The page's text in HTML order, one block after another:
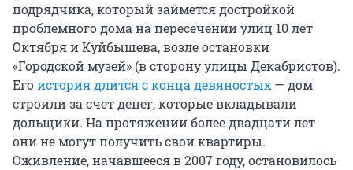
подрядчика, который займется достройкой
проблемного дома на пересечении улиц 10 лет
Октября и Куйбышева, возле остановки
«Городской музей» (в сторону улицы Декабристов).
Егоистория длится с конца девяностых — дом
строили за счет денег, которые вкладывали
дольщики. На протяжении более двадцати лет
они не могут получить свои квартиры.
Оживление, начавшееся в 2007 году, остановилось